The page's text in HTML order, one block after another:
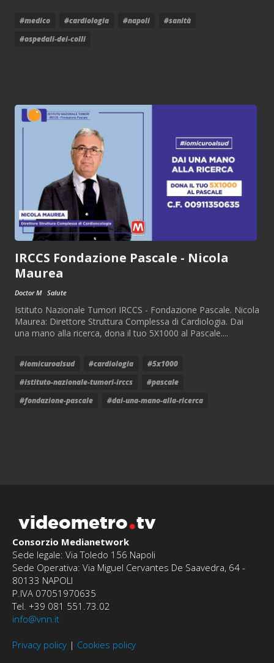
#medico #cardiologia #napoli
#sanità
#ospedali-dei-colli
IRCCS Fondazione Pascale - Nicola
Maurea
Doctor M Salute
Istituto Nazionale Tumori IRCCS - Fondazione Pascale. Nicola
Maurea: Direttore Struttura Complessa di Cardiologia. Dai
una mano alla ricerca, dona il tuo 5X1000 al Pascale....
#iomicuroalsud #cardiologia
#5x1000
#istituto-nazionale-tumori-irccs
#pascale
#fondazione-pascale
#dai-una-mano-alla-ricerca
videometro tv
Consorzio Medianetwork
Sede legale: Via Toledo 156 Napoli
Sede Operativa: Via Miguel Cervantes De Saavedra, 64 -
80133 NAPOLI
P.IVA 07051970635
Tel. +39 081 551.73.02
info@vnn.it
Privacy policy | Cookies policy